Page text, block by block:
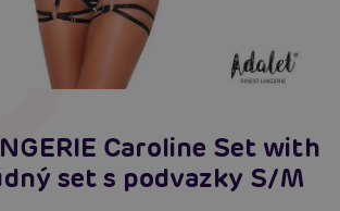
Caroline Set with
set s podvazky S/M